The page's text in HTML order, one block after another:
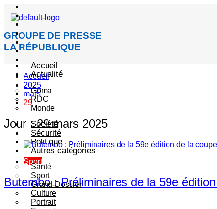
GROUPE DE PRESSE
LA RÉPUBLIQUE
Accueil
Actualité
Goma
RDC
Monde
Société
Sécurité
Politique
Autres catégories
Santé
Sport
Grand-Dossier
Culture
Portrait
Accueil
2025
mars
29
Jour :29 mars 2025
Sport
Butembo : Préliminaires de la 59e